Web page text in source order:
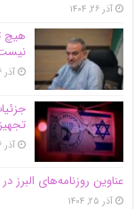
آذر ۲۶, ۱۴۰۴
هیچ
آذر ۲۶, ۱۴۰۴
آذر ۲۶, ۱۴۰۴
عناوین روزنامه‌های البرز در ‌18 آذرماه/صدرنشینی در ارائه خدمات زایمان
آذر ۲۵, ۱۴۰۴